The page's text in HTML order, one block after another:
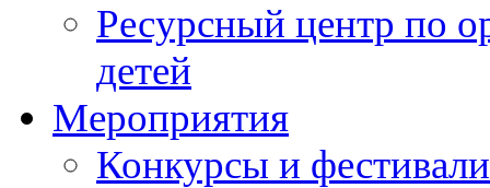
Ресурсный центр по
детей
Мероприятия
Конкурсы и фестивали